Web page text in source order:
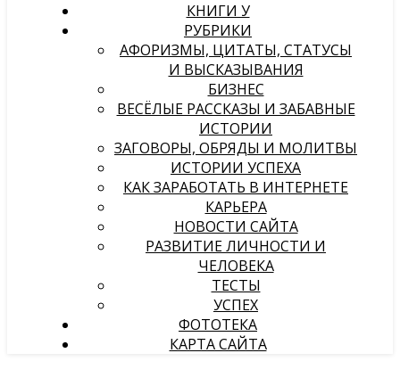
КНИГИ У
РУБРИКИ
АФОРИЗМЫ, ЦИТАТЫ, СТАТУСЫ
И ВЫСКАЗЫВАНИЯ
БИЗНЕС
ВЕСЁЛЫЕ РАССКАЗЫ И ЗАБАВНЫЕ
ИСТОРИИ
ЗАГОВОРЫ, ОБРЯДЫ И МОЛИТВЫ
ИСТОРИИ УСПЕХА
КАК ЗАРАБОТАТЬ В ИНТЕРНЕТЕ
КАРЬЕРА
НОВОСТИ САЙТА
РАЗВИТИЕ ЛИЧНОСТИ И
ЧЕЛОВЕКА
ТЕСТЫ
УСПЕХ
ФОТОТЕКА
КАРТА САЙТА